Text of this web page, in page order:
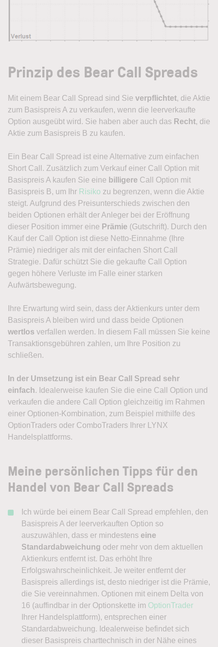
Prinzip des Bear Call Spreads
Mit einem Bear Call Spread sind Sie verpflichtet, die Aktie
zum Basispreis A zu verkaufen, wenn die leerverkaufte
Option ausgeübt wird. Sie haben aber auch das Recht, die
Aktie zum Basispreis B zu kaufen.
Ein Bear Call Spread ist eine Alternative zum einfachen
Short Call. Zusätzlich zum Verkauf einer Call Option mit
Basispreis A kaufen Sie eine billigere Call Option mit
Basispreis B, um Ihr Risiko zu begrenzen, wenn die Aktie
steigt. Aufgrund des Preisunterschieds zwischen den
beiden Optionen erhält der Anleger bei der Eröffnung
dieser Position immer eine Prämie (Gutschrift). Durch den
Kauf der Call Option ist diese Netto-Einnahme (Ihre
Prämie) niedriger als mit der einfachen Short Call
Strategie. Dafür schützt Sie die gekaufte Call Option
gegen höhere Verluste im Falle einer starken
Aufwärtsbewegung.
Ihre Erwartung wird sein, dass der Aktienkurs unter dem
Basispreis A bleiben wird und dass beide Optionen
wertlos verfallen werden. In diesem Fall müssen Sie keine
Transaktionsgebühren zahlen, um Ihre Position zu
schließen.
In der Umsetzung ist ein Bear Call Spread sehr
einfach. Idealerweise kaufen Sie die eine Call Option und
verkaufen die andere Call Option gleichzeitig im Rahmen
einer Optionen-Kombination, zum Beispiel mithilfe des
OptionTraders oder ComboTraders Ihrer LYNX
Handelsplattforms.
Meine persönlichen Tipps für den
Handel von Bear Call Spreads
Ich würde bei einem Bear Call Spread empfehlen, den
Basispreis A der leerverkauften Option so
auszuwählen, dass er mindestens eine
Standardabweichung oder mehr von dem aktuellen
Aktienkurs entfernt ist. Das erhöht Ihre
Erfolgswahrscheinlichkeit. Je weiter entfernt der
Basispreis allerdings ist, desto niedriger ist die Prämie,
die Sie vereinnahmen. Optionen mit einem Delta von
16 (auffindbar in der Optionskette im OptionTrader
Ihrer Handelsplattform), entsprechen einer
Standardabweichung. Idealerweise befindet sich
dieser Basispreis charttechnisch in der Nähe eines